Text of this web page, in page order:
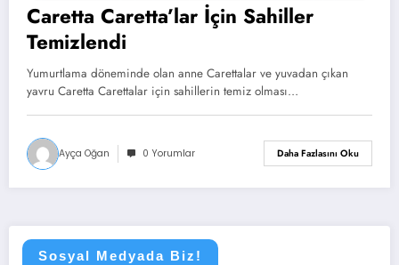
Caretta Caretta’lar İçin Sahiller
Temizlendi
Yumurtlama döneminde olan anne Carettalar ve yuvadan çıkan
yavru Caretta Carettalar için sahillerin temiz olması…
Ayça Oğan 0 Yorumlar Daha Fazlasını Oku
Sosyal Medyada Biz!